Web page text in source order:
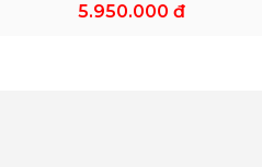
5.950.000 đ